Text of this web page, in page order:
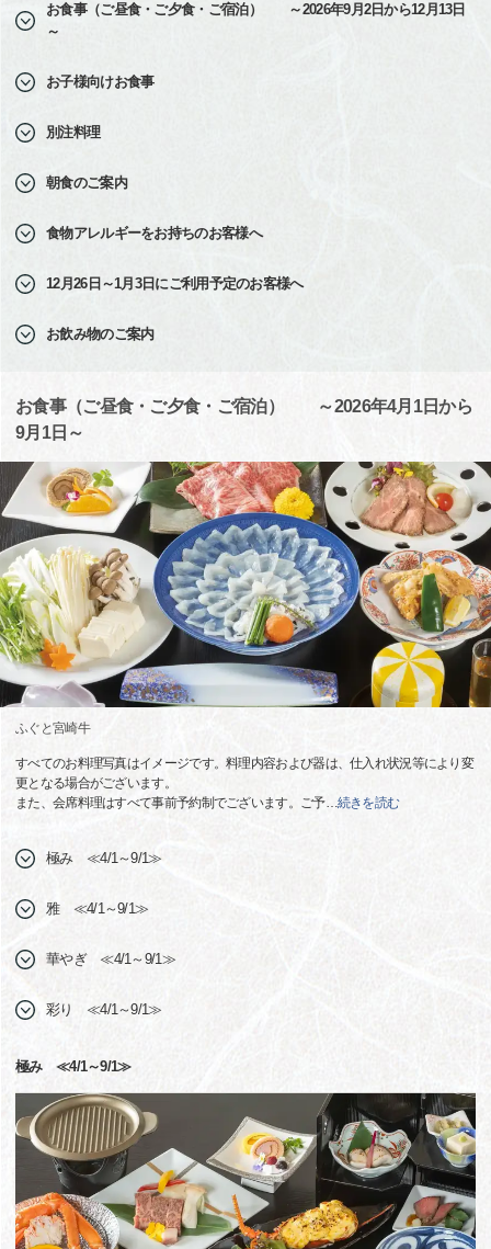
お食事（ご昼食・ご夕食・ご宿泊） ～2026年9月2日から12月13日
～
お子様向けお食事
別注料理
朝食のご案内
食物アレルギーをお持ちのお客様へ
12月26日～1月3日にご利用予定のお客様へ
お飲み物のご案内
お食事（ご昼食・ご夕食・ご宿泊） ～2026年4月1日から
9月1日～
ふぐと宮崎牛
すべてのお料理写真はイメージです。料理内容および器は、仕入れ状況等により変
更となる場合がございます。
また、会席料理はすべて事前予約制でございます。ご予…続きを読む
極み ≪4/1～9/1≫
雅 ≪4/1～9/1≫
華やぎ ≪4/1～9/1≫
彩り ≪4/1～9/1≫
極み ≪4/1～9/1≫